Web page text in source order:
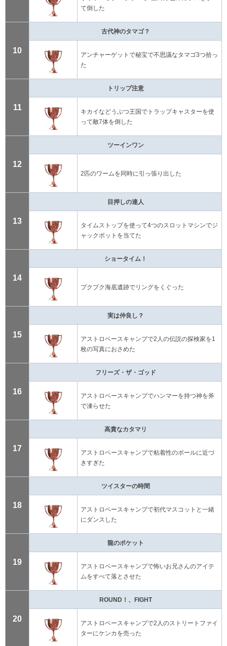
て倒した
10
古代神のタマゴ？
アンチャーゲットで秘宝で不思議なタマゴ3つ拾っ
た
11
トリップ注意
キカイなどうぶつ王国でトラップキャスターを使
って敵7体を倒した
12
ツーインワン
2匹のワームを同時に引っ張り出した
13
目押しの達人
タイムストップを使って4つのスロットマシンでジ
ャックポットを当てた
14
ショータイム！
プクプク海底遺跡でリングをくぐった
15
実は仲良し？
アストロベースキャンプで2人の伝説の探検家を1
枚の写真におさめた
16
フリーズ・ザ・ゴッド
アストロベースキャンプでハンマーを持つ神を斧
で凍らせた
17
高貴なカタマリ
アストロベースキャンプで粘着性のボールに近づ
きすぎた
18
ツイスターの時間
アストロベースキャンプで初代マスコットと一緒
にダンスした
19
龍のポケット
アストロベースキャンプで怖いお兄さんのアイテ
ムをすべて落とさせた
20
ROUND！、FIGHT
アストロベースキャンプで2人のストリートファイ
ターにケンカを売った